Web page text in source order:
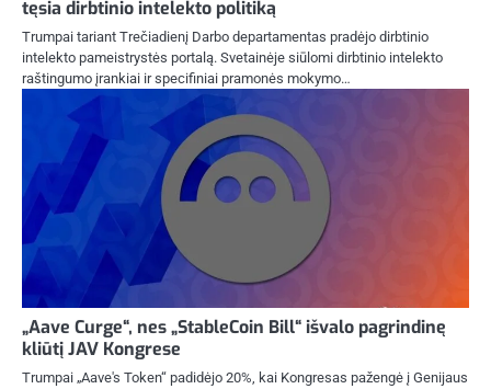
tęsia dirbtinio intelekto politiką
Trumpai tariant Trečiadienį Darbo departamentas pradėjo dirbtinio
intelekto pameistrystės portalą. Svetainėje siūlomi dirbtinio intelekto
raštingumo įrankiai ir specifiniai pramonės mokymo…
„Aave Curge“, nes „StableCoin Bill“ išvalo pagrindinę
kliūtį JAV Kongrese
Trumpai „Aave's Token“ padidėjo 20%, kai Kongresas pažengė į Genijaus